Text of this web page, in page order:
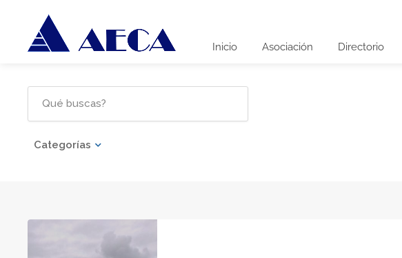
Inicio Asociación Directorio
Categorías